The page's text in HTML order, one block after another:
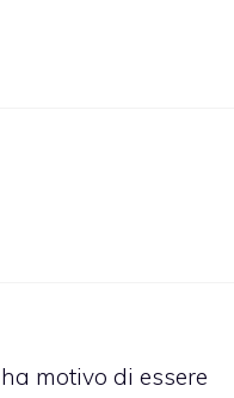
motivo di essere